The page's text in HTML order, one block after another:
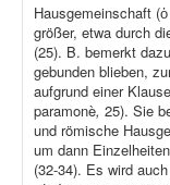
Hausgemeinschaft
größer, etwa durch
(25). B. bemerkt
gebunden blieben,
aufgrund einer
paramonè, 25). Sie
und römische
um dann
(32-34). Es wird